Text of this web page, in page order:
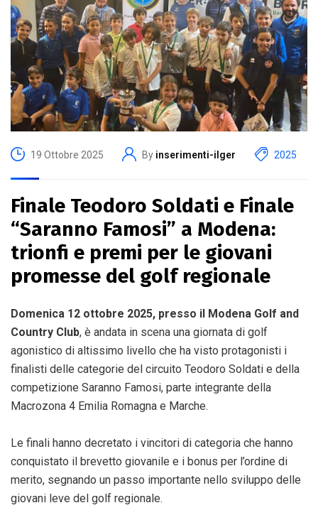
19 Ottobre 2025 By inserimenti-ilger 2025
Finale Teodoro Soldati e Finale
“Saranno Famosi” a Modena:
trionfi e premi per le giovani
promesse del golf regionale
Domenica 12 ottobre 2025, presso il Modena Golf and
Country Club, è andata in scena una giornata di golf
agonistico di altissimo livello che ha visto protagonisti i
finalisti delle categorie del circuito Teodoro Soldati e della
competizione Saranno Famosi, parte integrante della
Macrozona 4 Emilia Romagna e Marche.
Le finali hanno decretato i vincitori di categoria che hanno
conquistato il brevetto giovanile e i bonus per l’ordine di
merito, segnando un passo importante nello sviluppo delle
giovani leve del golf regionale.